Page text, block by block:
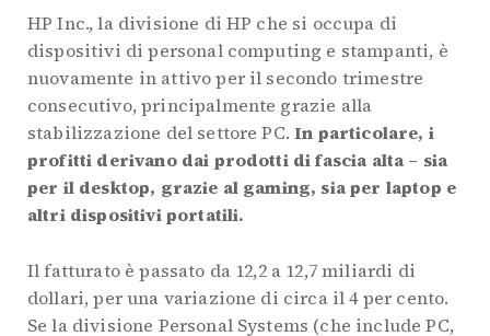
HP Inc., la divisione di HP che si occupa di
dispositivi di personal computing e stampanti, è
nuovamente in attivo per il secondo trimestre
consecutivo, principalmente grazie alla
stabilizzazione del settore PC.In particolare, i
profitti derivano dai prodotti di fascia alta – sia
per il desktop, grazie al gaming, sia per laptop e
altri dispositivi portatili.
Il fatturato è passato da 12,2 a 12,7 miliardi di
dollari, per una variazione di circa il 4 per cento.
Se la divisione Personal Systems (che include PC,